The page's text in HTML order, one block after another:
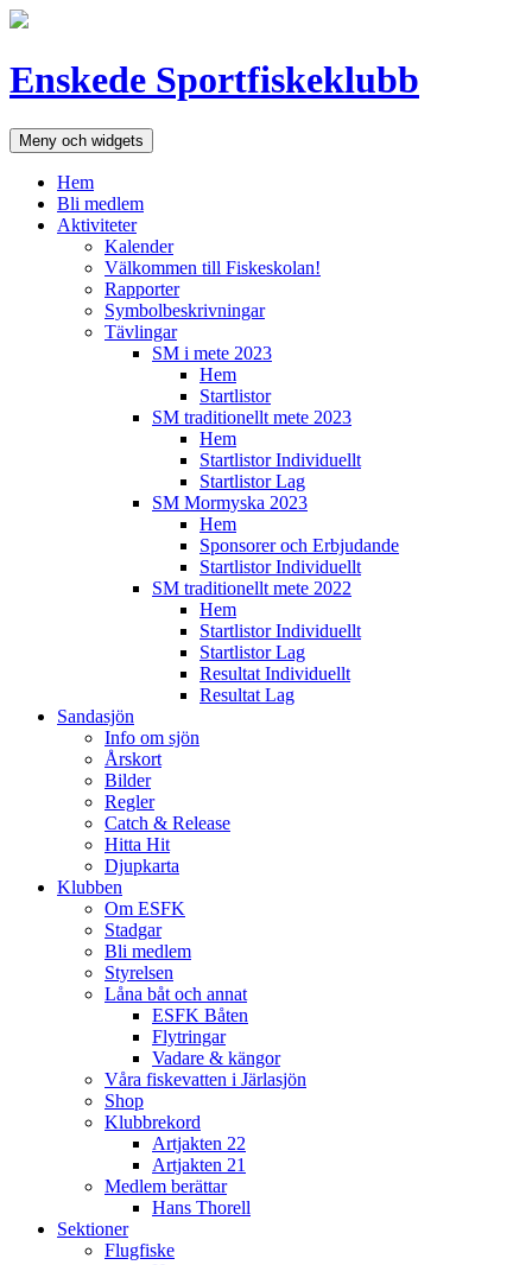
Hoppa
Enskede Sportfiskeklubb
Meny och widgets
Hem
Bli medlem
Aktiviteter
Kalender
Välkommen till Fiskeskolan!
Rapporter
Symbolbeskrivningar
Tävlingar
SM i mete 2023
Hem
Startlistor
SM traditionellt mete 2023
Hem
Startlistor Individuellt
Startlistor Lag
SM Mormyska 2023
Hem
Sponsorer och Erbjudande
Startlistor Individuellt
SM traditionellt mete 2022
Hem
Startlistor Individuellt
Startlistor Lag
Resultat Individuellt
Resultat Lag
Sandasjön
Info om sjön
Årskort
Bilder
Regler
Catch & Release
Hitta Hit
Djupkarta
Klubben
Om ESFK
Stadgar
Bli medlem
Styrelsen
Låna båt och annat
ESFK Båten
Flytringar
Vadare & kängor
Våra fiskevatten i Järlasjön
Shop
Klubbrekord
Artjakten 22
Artjakten 21
Medlem berättar
Hans Thorell
Sektioner
Flugfiske